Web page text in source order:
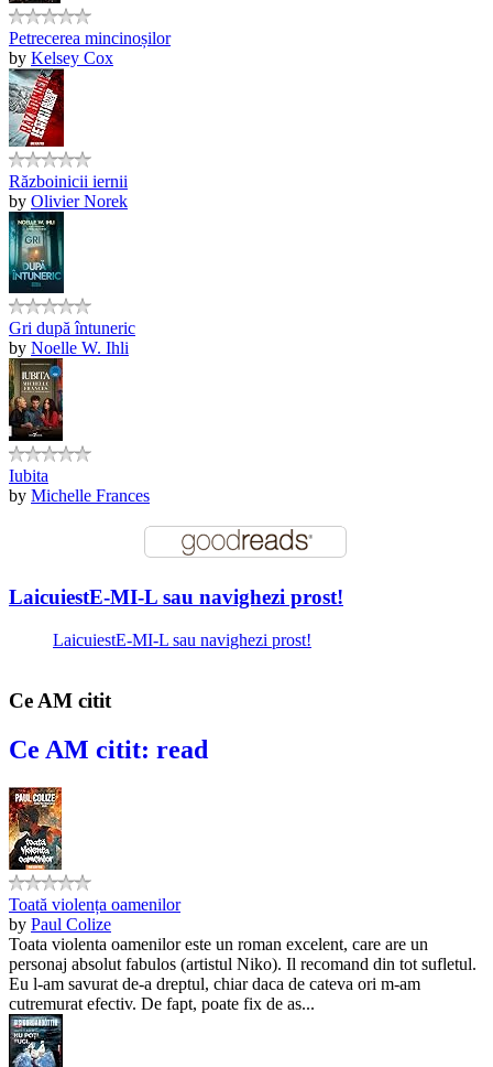
Petrecerea mincinoșilor
by Kelsey Cox
Războinicii iernii
by Olivier Norek
Gri după întuneric
by Noelle W. Ihli
Iubita
by Michelle Frances
LaicuiestE-MI-L sau navighezi prost!
LaicuiestE-MI-L sau navighezi prost!
Ce AM citit
Ce AM citit: read
Toată violența oamenilor
by Paul Colize
Toata violenta oamenilor este un roman excelent, care are un
personaj absolut fabulos (artistul Niko). Il recomand din tot sufletul.
Eu l-am savurat de-a dreptul, chiar daca de cateva ori m-am
cutremurat efectiv. De fapt, poate fix de as...